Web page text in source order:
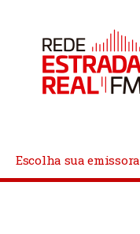
Escolha sua emissora